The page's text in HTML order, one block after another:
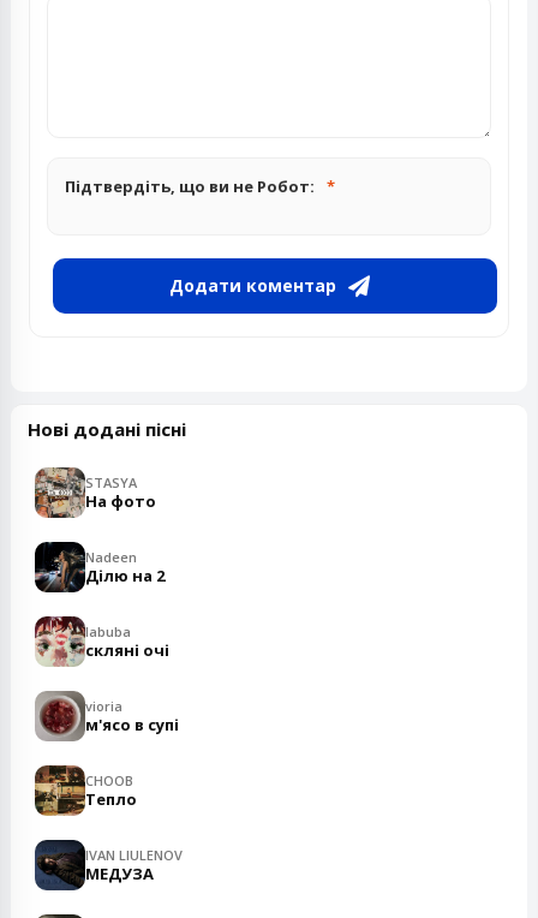
Підтвердіть, що ви не Робот:
Додати коментар
Нові додані пісні
STASYA
На фото
Nadeen
Ділю на 2
labuba
скляні очі
vioria
м'ясо в супі
CHOOB
Тепло
IVAN LIULENOV
МЕДУЗА